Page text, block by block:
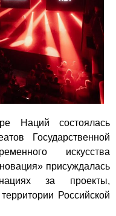
Наций состоялась
Государственной
искусства
присуждалась
за проекты,
Российской